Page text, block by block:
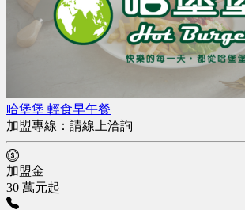
哈堡堡 輕食早午餐
加盟專線： 請線上洽詢
加盟金
30 萬元起